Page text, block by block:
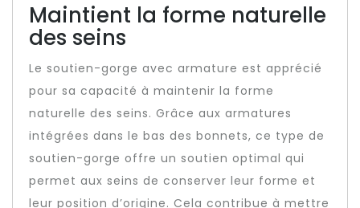
Maintient la forme naturelle
des seins
Le soutien-gorge avec armature est apprécié
pour sa capacité à maintenir la forme
naturelle des seins. Grâce aux armatures
intégrées dans le bas des bonnets, ce type de
soutien-gorge offre un soutien optimal qui
permet aux seins de conserver leur forme et
leur position d’origine. Cela contribue à mettre